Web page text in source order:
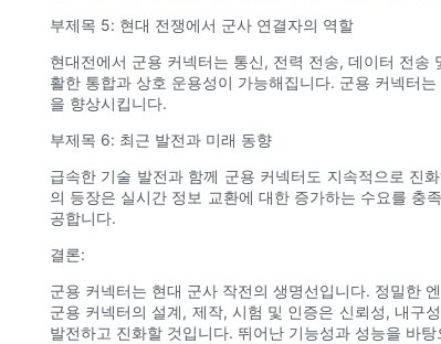
부제목 5: 현대 전쟁에서 군사 연결자의 역할
현대전에서 군용 커넥터는 통신, 전력 전송, 데이터 전
활한 통합과 상호 운용성이 가능해집니다. 군용 커넥터
을 향상시킵니다.
부제목 6: 최근 발전과 미래 동향
급속한 기술 발전과 함께 군용 커넥터도 지속적으로 진
의 등장은 실시간 정보 교환에 대한 증가하는 수요를 충
공합니다.
결론:
군용 커넥터는 현대 군사 작전의 생명선입니다. 정밀한
군용 커넥터의 설계, 제작, 시험 및 인증은 신뢰성, 내구
발전하고 진화할 것입니다. 뛰어난 기능성과 성능을 바